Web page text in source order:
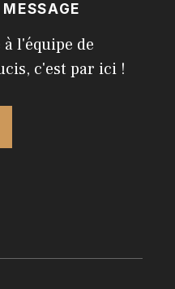
l'équipe de
c'est par ici !